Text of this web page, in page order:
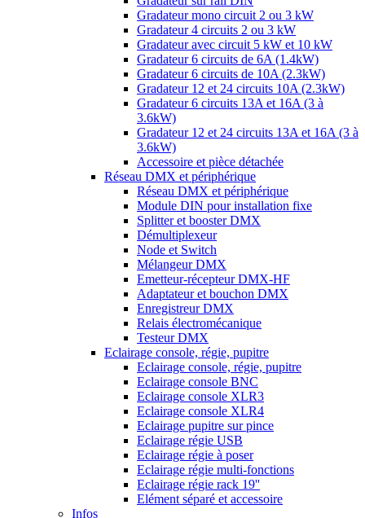
Gradateur mono circuit 2 ou 3 kW
Gradateur 4 circuits 2 ou 3 kW
Gradateur avec circuit 5 kW et 10 kW
Gradateur 6 circuits de 6A (1.4kW)
Gradateur 6 circuits de 10A (2.3kW)
Gradateur 12 et 24 circuits 10A (2.3kW)
Gradateur 6 circuits 13A et 16A (3 à
3.6kW)
Gradateur 12 et 24 circuits 13A et 16A (3 à
3.6kW)
Accessoire et pièce détachée
Réseau DMX et périphérique
Réseau DMX et périphérique
Module DIN pour installation fixe
Splitter et booster DMX
Démultiplexeur
Node et Switch
Mélangeur DMX
Emetteur-récepteur DMX-HF
Adaptateur et bouchon DMX
Enregistreur DMX
Relais électromécanique
Testeur DMX
Eclairage console, régie, pupitre
Eclairage console, régie, pupitre
Eclairage console BNC
Eclairage console XLR3
Eclairage console XLR4
Eclairage pupitre sur pince
Eclairage régie USB
Eclairage régie à poser
Eclairage régie multi-fonctions
Eclairage régie rack 19''
Elément séparé et accessoire
Infos